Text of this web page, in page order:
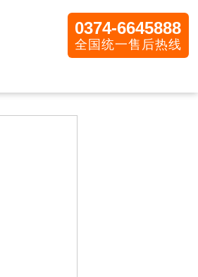
0374-6645888
全国统一售后热线